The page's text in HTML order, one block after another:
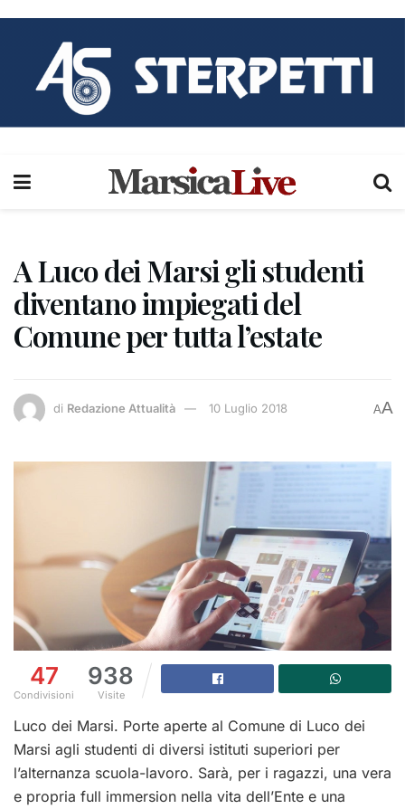
A Luco dei Marsi gli studenti
diventano impiegati del
Comune per tutta l’estate
di Redazione Attualità 10 Luglio 2018 AA
47
Condivisioni
938
Visite
Luco dei Marsi. Porte aperte al Comune di Luco dei
Marsi agli studenti di diversi istituti superiori per
l’alternanza scuola-lavoro. Sarà, per i ragazzi, una vera
e propria full immersion nella vita dell’Ente e una